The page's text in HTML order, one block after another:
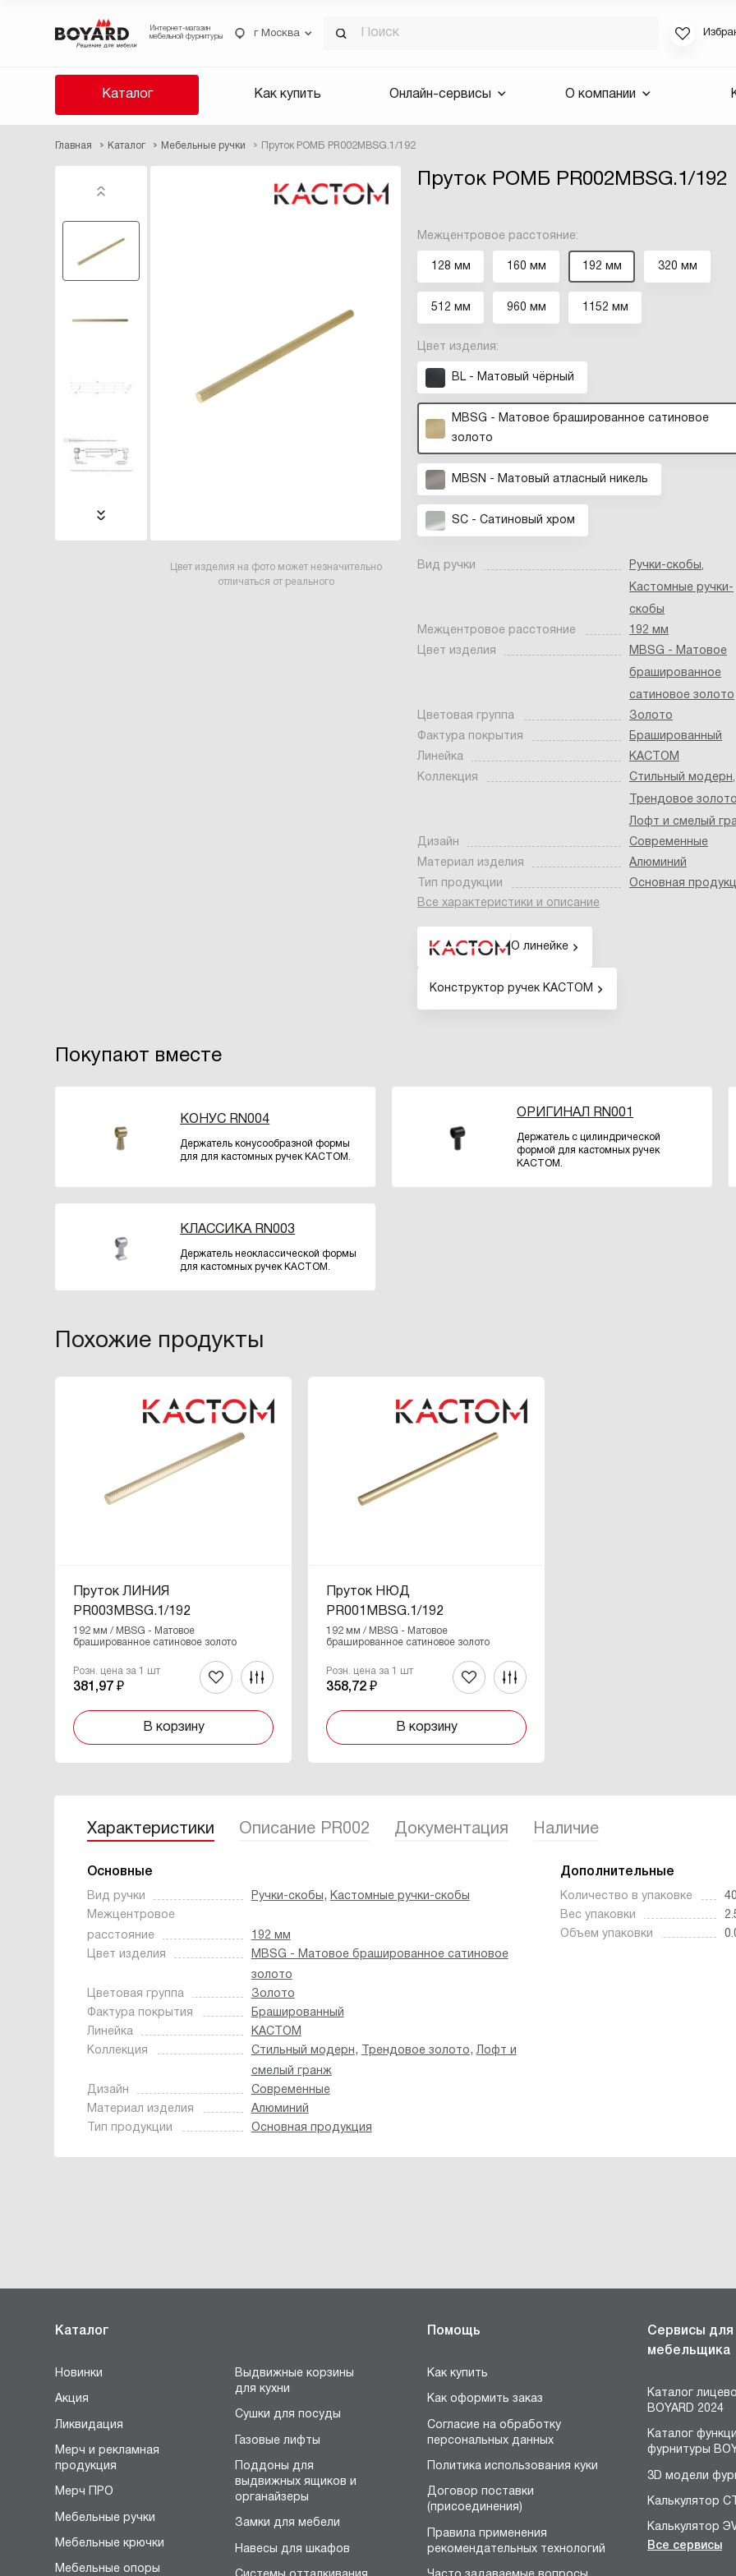
Интернет-магазин
мебельной фурнитуры
г Москва
Каталог Как купить Онлайн-сервисы О компании
Главная Каталог Мебельные ручки Пруток РОМБ PR002MBSG.1/192
Пруток РОМБ PR002MBSG.1/192
Цвет изделия на фото может незначительно
отличаться от реального
Межцентровое расстояние:
128 мм 160 мм 192 мм 320 мм
512 мм 960 мм 1152 мм
Цвет изделия:
BL - Матовый чёрный
MBSG - Матовое брашированное сатиновое
золото
MBSN - Матовый атласный никель
SC - Сатиновый хром
Вид ручки Ручки-скобы,
Кастомные ручки-
скобы
Межцентровое расстояние
192 мм
Цвет изделия
MBSG - Матовое
брашированное
сатиновое золото
Цветовая группа
Золото
Фактура покрытия
Брашированный
Линейка
КАСТОМ
Коллекция
Стильный модерн,
Трендовое золото
Лофт и смелый
Дизайн
Современные
Материал изделия
Алюминий
Тип продукции
Основная
Все характеристики и описание
О линейке
Конструктор ручек КАСТОМ
Покупают вместе
КОНУС RN004
Держатель конусообразной формы
для для кастомных ручек КАСТОМ.
ОРИГИНАЛ RN001
Держатель с цилиндрической
формой для кастомных ручек
КАСТОМ.
КЛАССИКА RN003
Держатель неоклассической формы
для кастомных ручек КАСТОМ.
Похожие продукты
Пруток ЛИНИЯ
PR003MBSG.1/192
192 мм / MBSG - Матовое
брашированное сатиновое золото
Розн. цена за 1 шт
381,97 ₽
В корзину
Пруток НЮД
PR001MBSG.1/192
192 мм / MBSG - Матовое
брашированное сатиновое золото
Розн. цена за 1 шт
358,72 ₽
В корзину
Характеристики Описание PR002 Документация Наличие
Основные
Вид ручки Ручки-скобы, Кастомные ручки-скобы
Межцентровое
расстояние
192 мм
Цвет изделия
MBSG - Матовое брашированное сатиновое
золото
Цветовая группа
Золото
Фактура покрытия
Брашированный
Линейка
КАСТОМ
Коллекция
Стильный модерн, Трендовое золото,Лофт и
смелый гранж
Дизайн
Современные
Материал изделия
Алюминий
Тип продукции
Основная продукция
Дополнительные
Количество в упаковке
40
Вес упаковки
Объем упаковки
Каталог
Новинки
Акция
Ликвидация
Мерч и рекламная
продукция
Мерч ПРО
Мебельные ручки
Мебельные крючки
Мебельные опоры
Выдвижные корзины
для кухни
Сушки для посуды
Газовые лифты
Поддоны для
выдвижных ящиков и
органайзеры
Замки для мебели
Навесы для шкафов
Помощь
Как купить
Как оформить заказ
Согласие на обработку
персональных данных
Политика использования куки
Договор поставки
(присоединения)
Правила применения
рекомендательных технологий
Сервисы для
мебельщика
Каталог
BOYARD 2024
Каталог
фурнитуры
3D модели
Калькулятор
Калькулятор
Конструктор
Все сервисы
Если вы
для смены
будут
Выслать